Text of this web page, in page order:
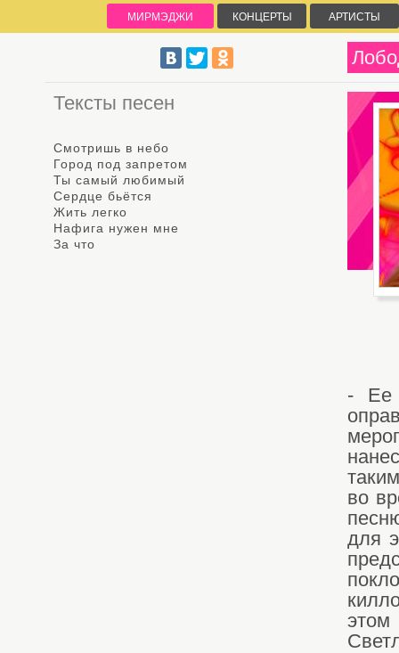
- Ее
во
для
этом
Тексты песен
Смотришь в небо
Город под запретом
Ты самый любимый
Сердце бьётся
Жить легко
Нафига нужен мне
За что
МИРМЭДЖИ КОНЦЕРТЫ АРТИСТЫ